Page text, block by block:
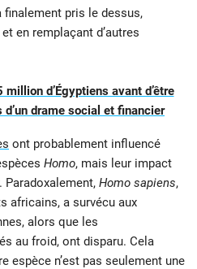
finalement pris le dessus,
en remplaçant d’autres
million d’Égyptiens avant d’être
drame social et financier
ont probablement influencé
Homo, mais leur impact
Homo sapiens,
africains, a survécu aux
alors que les
au froid, ont disparu. Cela
espèce n’est pas seulement une